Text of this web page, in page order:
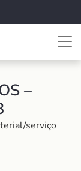
–
serviço